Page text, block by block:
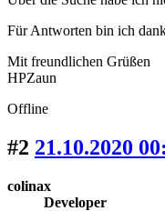
Für Antworten bin ich
Mit freundlichen Grüßen
HPZaun
Offline
#2 21.10.2020
colinax
Developer